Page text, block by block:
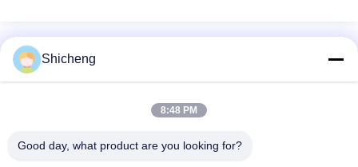
Kamer 101, nummer 13 Weimin Middle Road, Nancun
Shicheng
8:48 PM
Good day, what product are you looking for?